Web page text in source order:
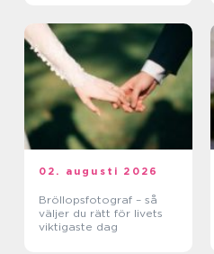
02. augusti 2026
Bröllopsfotograf – så
väljer du rätt för livets
viktigaste dag